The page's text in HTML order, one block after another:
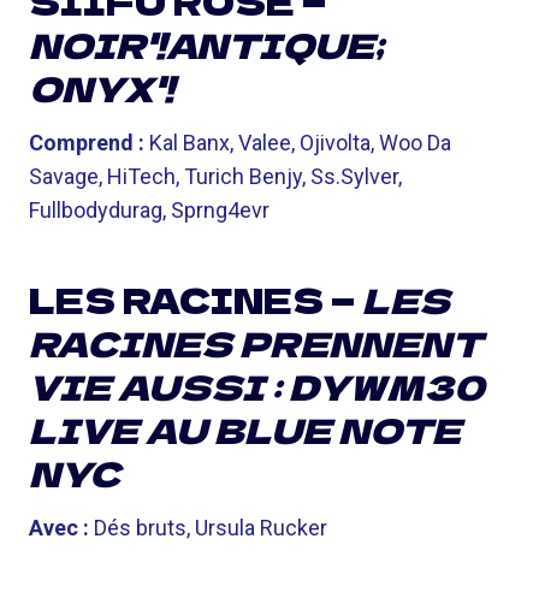
NOIR'!ANTIQUE;
ONYX'!
Comprend : Kal Banx, Valee, Ojivolta, Woo Da
Savage, HiTech, Turich Benjy, Ss.Sylver,
Fullbodydurag, Sprng4evr
LES RACINES — LES
RACINES PRENNENT
VIE AUSSI : DYWM30
LIVE AU BLUE NOTE
NYC
Avec : Dés bruts, Ursula Rucker